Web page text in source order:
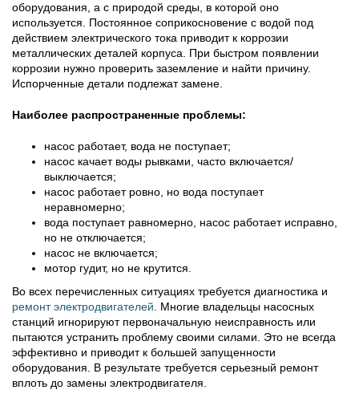
оборудования, а с природой среды, в которой оно
используется. Постоянное соприкосновение с водой под
действием электрического тока приводит к коррозии
металлических деталей корпуса. При быстром появлении
коррозии нужно проверить заземление и найти причину.
Испорченные детали подлежат замене.
Наиболее распространенные проблемы:
насос работает, вода не поступает;
насос качает воды рывками, часто включается/
выключается;
насос работает ровно, но вода поступает
неравномерно;
вода поступает равномерно, насос работает исправно,
но не отключается;
насос не включается;
мотор гудит, но не крутится.
Во всех перечисленных ситуациях требуется диагностика и
ремонт электродвигателей . Многие владельцы насосных
станций игнорируют первоначальную неисправность или
пытаются устранить проблему своими силами. Это не всегда
эффективно и приводит к большей запущенности
оборудования. В результате требуется серьезный ремонт
вплоть до замены электродвигателя.